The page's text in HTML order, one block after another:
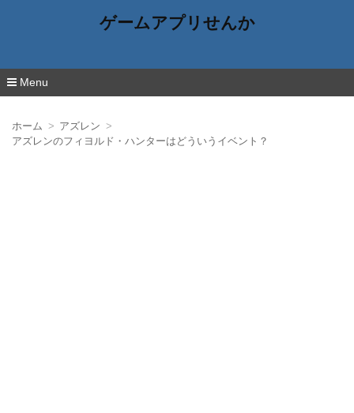
ゲームアプリせんか
Menu
ホーム
アズレン
アズレンのフィヨルド・ハンターはどういうイベント？